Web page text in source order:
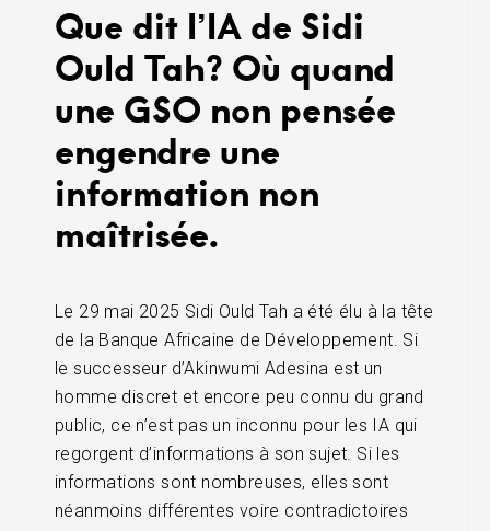
Que dit l’IA de Sidi
Ould Tah? Où quand
une GSO non pensée
engendre une
information non
maîtrisée.
Le 29 mai 2025 Sidi Ould Tah a été élu à la tête
de la Banque Africaine de Développement. Si
le successeur d’Akinwumi Adesina est un
homme discret et encore peu connu du grand
public, ce n’est pas un inconnu pour les IA qui
regorgent d’informations à son sujet. Si les
informations sont nombreuses, elles sont
néanmoins différentes voire contradictoires